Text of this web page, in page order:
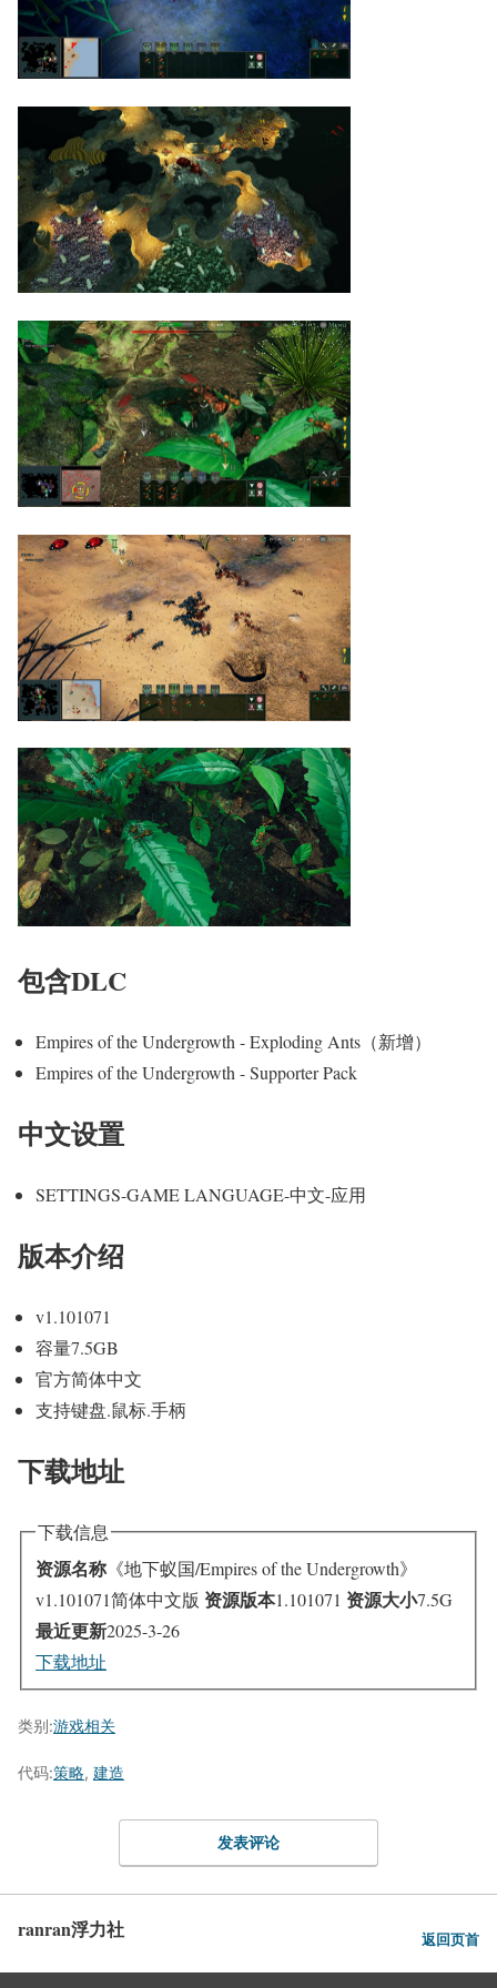
包含DLC
Empires of the Undergrowth - Exploding Ants（新增）
Empires of the Undergrowth - Supporter Pack
中文设置
SETTINGS-GAME LANGUAGE-中文-应用
版本介绍
v1.101071
容量7.5GB
官方简体中文
支持键盘.鼠标.手柄
下载地址
下载信息
资源名称 《地下蚁国/Empires of the Undergrowth》
v1.101071简体中文版 资源版本1.101071 资源大小7.5G
最近更新2025-3-26
下载地址
类别:游戏相关
代码:策略, 建造
发表评论
ranran浮力社 返回页首